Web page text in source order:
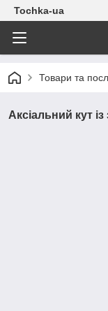
Tochka-ua
Товари та
Аксіальний кут